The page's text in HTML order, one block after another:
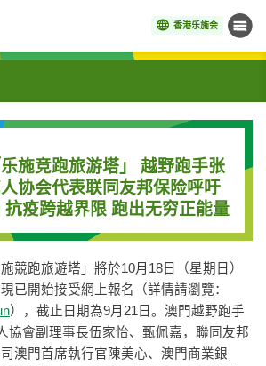
香港乐施会 菜单
施竞跑旅游塔」 越野跑手张
协会代表联同友邦保险呼吁
抗疫跨越界限 跑出无穷正能量
競跑旅遊塔」將於10月18日（星期日）
已開始接受網上報名（詳情請瀏覽：
），截止日期為9月21日。澳門越野跑手
協會副理事長伍家怡、甄佩嘉，聯同友邦
澳門首席執行官陳美心、澳門商業銀